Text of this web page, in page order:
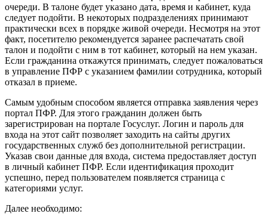
очереди. В талоне будет указано дата, время и кабинет, куда
следует подойти. В некоторых подразделениях принимают
практически всех в порядке живой очереди. Несмотря на этот
факт, посетителю рекомендуется заранее распечатать свой
талон и подойти с ним в тот кабинет, который на нем указан.
Если гражданина откажутся принимать, следует пожаловаться
в управление ПФР с указанием фамилии сотрудника, который
отказал в приеме.
Самым удобным способом является отправка заявления через
портал ПФР. Для этого гражданин должен быть
зарегистрирован на портале Госуслуг. Логин и пароль для
входа на этот сайт позволяет заходить на сайты других
государственных служб без дополнительной регистрации.
Указав свои данные для входа, система предоставляет доступ
в личный кабинет ПФР. Если идентификация проходит
успешно, перед пользователем появляется страница с
категориями услуг.
Далее необходимо: